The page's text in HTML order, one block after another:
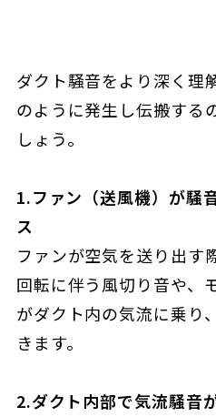
ダクト騒音をより深く理
のように発生し伝搬する
しょう。
1.ファン（送風機）が騒
ス
ファンが空気を送り出す
回転に伴う風切り音や、
がダクト内の気流に乗り
きます。
2.ダクト内部で気流騒音